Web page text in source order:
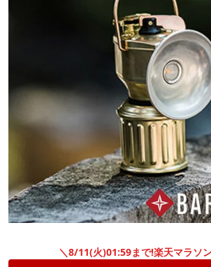
＼8/11(火)01:59まで!楽天マラソ